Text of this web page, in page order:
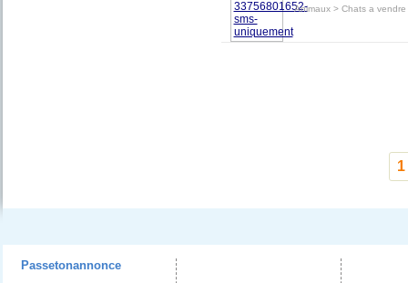
Animaux> Chats a vendre
1
Passetonannonce